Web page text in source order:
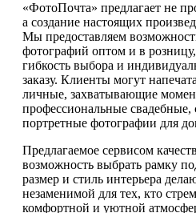
«ФотоПочта» предлагает не
а создание настоящих
Мы предоставляем
фотографий оптом и в розницу,
гибкость выбора и
заказу. Клиенты могут
личные, захватывающие
профессиональные свадебные,
портретные фотографии для
Предлагаемое сервисом
возможность выбрать рамку
размер и стиль интерьера
незаменимой для тех, кто
комфортной и уютной